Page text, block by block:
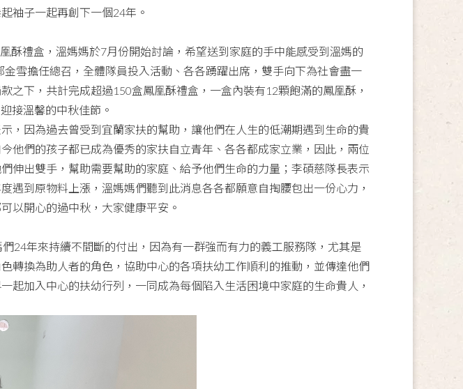
袖子一起再創下一個24年。
禮盒，溫媽媽於7月份開始討論，希望送到家庭的手中能感受到溫媽的
雪擔任總召，全體隊員投入活動、各各踴躍出席，雙手向下為社會盡一
之下，共計完成超過150盒鳳凰酥禮盒，一盒內裝有12顆飽滿的鳳凰酥，
接溫馨的中秋佳節。
，因為過去曾受到宜蘭家扶的幫助，讓他們在人生的低潮期遇到生命的貴
他們的孩子都已成為優秀的家扶自立青年、各各都成家立業，因此，兩位
伸出雙手，幫助需要幫助的家庭、給予他們生命的力量；李碩慈隊長表示
遇到原物料上漲，溫媽媽們聽到此消息各各都願意自掏腰包出一份心力，
以開心的過中秋，大家健康平安。
24年來持續不間斷的付出，因為有一群強而有力的義工服務隊，尤其是
轉換為助人者的角色，協助中心的各項扶幼工作順利的推動，並傳達他們
起加入中心的扶幼行列，一同成為每個陷入生活困境中家庭的生命貴人，